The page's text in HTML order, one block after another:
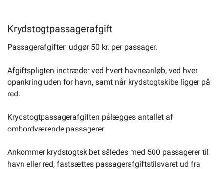
Krydstogtpassagerafgift
Passagerafgiften udgør 50 kr. per passager.
Afgiftspligten indtræder ved hvert havneanløb, ved hver
opankring uden for havn, samt når krydstogtskibe ligger på
red.
Krydstogtpassagerafgiften pålægges antallet af
ombordværende passagerer.
Ankommer krydstogtskibet således med 500 passagerer til
havn eller red, fastsættes passagerafgiftstilsvaret ud fra